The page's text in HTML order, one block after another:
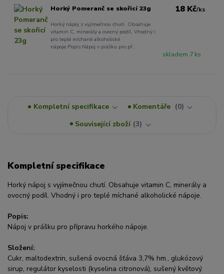
Horký Pomeranč se skořicí 23g
Horký nápoj s vyjímečnou chutí. Obsahuje
vitamin C, minerály a ovocný podíl. Vhodný i
pro teplé míchané alkoholické
nápoje.Popis:Nápoj v prášku pro př...
18 Kč/ks
skladem 7 ks
Kompletní specifikace Komentáře
0
Související zboží 3
Kompletní specifikace
Horký nápoj s vyjímečnou chutí. Obsahuje vitamin C, minerály a
ovocný podíl. Vhodný i pro teplé míchané alkoholické nápoje.
Popis:
Nápoj v prášku pro přípravu horkého nápoje.
Složení:
Cukr, maltodextrin, sušená ovocná šťáva 3,7% hm., glukózový
sirup, regulátor kyselosti (kyselina citronová), sušený květový